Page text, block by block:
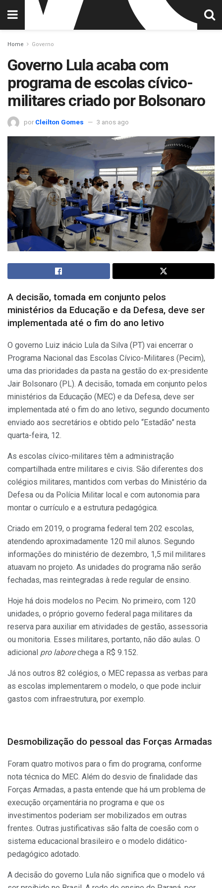
Home Governo
Governo Lula acaba com
programa de escolas cívico-
militares criado por Bolsonaro
por Cleilton Gomes 3 anos ago
A decisão, tomada em conjunto pelos
ministérios da Educação e da Defesa, deve ser
implementada até o fim do ano letivo
O governo Luiz inácio Lula da Silva (PT) vai encerrar o
Programa Nacional das Escolas Cívico-Militares (Pecim),
uma das prioridades da pasta na gestão do ex-presidente
Jair Bolsonaro (PL). A decisão, tomada em conjunto pelos
ministérios da Educação (MEC) e da Defesa, deve ser
implementada até o fim do ano letivo, segundo documento
enviado aos secretários e obtido pelo “Estadão” nesta
quarta-feira, 12.
As escolas cívico-militares têm a administração
compartilhada entre militares e civis. São diferentes dos
colégios militares, mantidos com verbas do Ministério da
Defesa ou da Polícia Militar local e com autonomia para
montar o currículo e a estrutura pedagógica.
Criado em 2019, o programa federal tem 202 escolas,
atendendo aproximadamente 120 mil alunos. Segundo
informações do ministério de dezembro, 1,5 mil militares
atuavam no projeto. As unidades do programa não serão
fechadas, mas reintegradas à rede regular de ensino.
Hoje há dois modelos no Pecim. No primeiro, com 120
unidades, o próprio governo federal paga militares da
reserva para auxiliar em atividades de gestão, assessoria
ou monitoria. Esses militares, portanto, não dão aulas. O
adicional pro laborechega a R$ 9.152.
Já nos outros 82 colégios, o MEC repassa as verbas para
as escolas implementarem o modelo, o que pode incluir
gastos com infraestrutura, por exemplo.
Desmobilização do pessoal das Forças Armadas
Foram quatro motivos para o fim do programa, conforme
nota técnica do MEC. Além do desvio de finalidade das
Forças Armadas, a pasta entende que há um problema de
execução orçamentária no programa e que os
investimentos poderiam ser mobilizados em outras
frentes. Outras justificativas são falta de coesão com o
sistema educacional brasileiro e o modelo didático-
pedagógico adotado.
A decisão do governo Lula não significa que o modelo vá